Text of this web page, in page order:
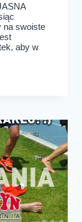
na swoiste
aby w